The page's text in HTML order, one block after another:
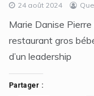
24 août 2024
Marie Danise
restaurant gros
d’un leadership
Partager :